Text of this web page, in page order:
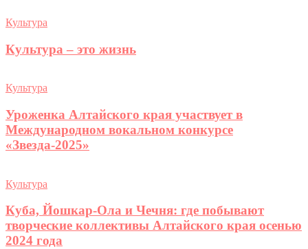
Культура
Культура – это жизнь
Культура
Уроженка Алтайского края участвует в
Международном вокальном конкурсе
«Звезда-2025»
Культура
Куба, Йошкар-Ола и Чечня: где побывают
творческие коллективы Алтайского края осенью
2024 года